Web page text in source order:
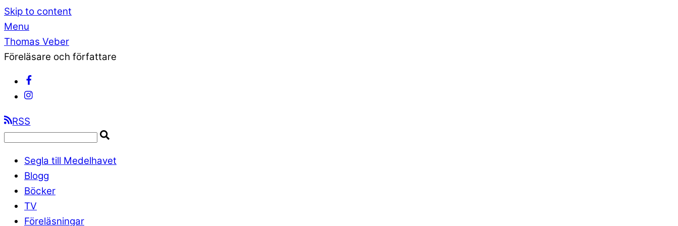
Skip to content
Menu
Thomas Veber
Föreläsare och författare
RSS
Segla till Medelhavet
Blogg
Böcker
TV
Föreläsningar